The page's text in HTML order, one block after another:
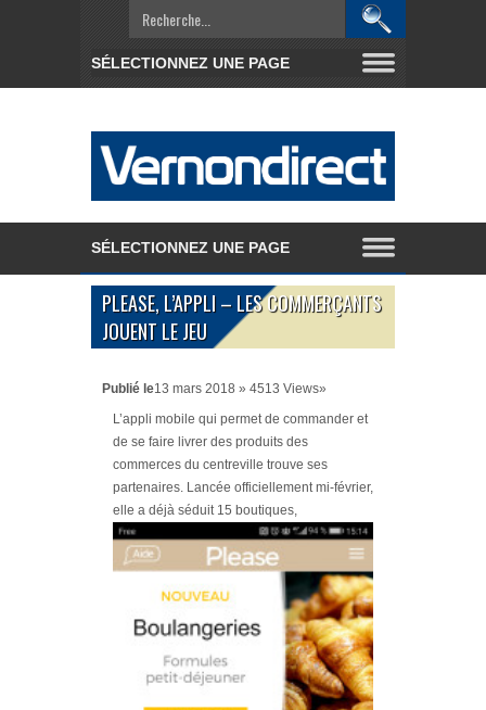
PLEASE, L’APPLI – LES COMMERÇANTS
JOUENT LE JEU
Publié le13 mars 2018 » 4513 Views»
L’appli mobile qui permet de commander et
de se faire livrer des produits des
commerces du centreville trouve ses
partenaires. Lancée officiellement mi-février,
elle a déjà séduit 15 boutiques,